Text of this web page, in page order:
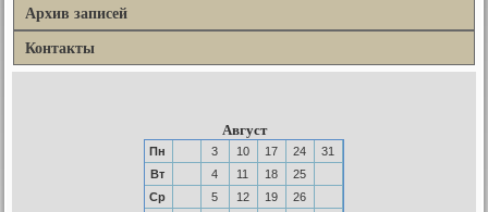
Архив записей
Контакты
Август
Пн 3 10 17 24
31
Вт
4 11 18
25
Ср
5 12 19
26